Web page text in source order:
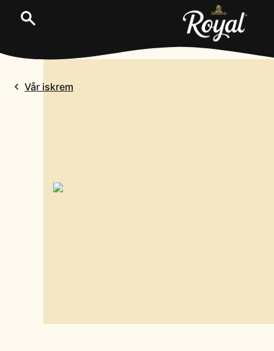
Vår iskrem